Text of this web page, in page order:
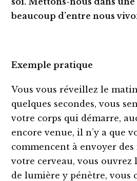
beaucoup d’entre nous
Exemple pratique
Vous vous réveillez le
quelques secondes, vous
votre corps qui démarre,
encore venue, il n’y a que
commencent à envoyer
votre cerveau, vous ouvrez
de lumière y pénètre, vous